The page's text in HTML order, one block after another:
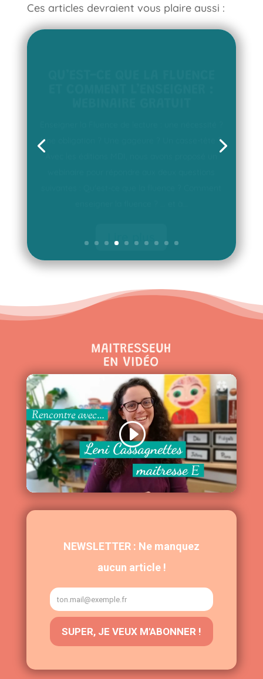
Ces articles devraient vous plaire aussi :
MAITRESSEUH
EN VIDÉO